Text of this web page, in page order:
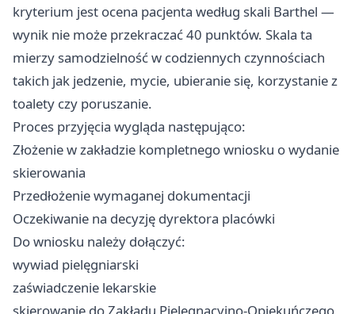
kryterium jest ocena pacjenta według skali Barthel —
wynik nie może przekraczać 40 punktów. Skala ta
mierzy samodzielność w codziennych czynnościach
takich jak jedzenie, mycie, ubieranie się, korzystanie z
toalety czy poruszanie.
Proces przyjęcia wygląda następująco:
Złożenie w zakładzie kompletnego wniosku o wydanie
skierowania
Przedłożenie wymaganej dokumentacji
Oczekiwanie na decyzję dyrektora placówki
Do wniosku należy dołączyć:
wywiad pielęgniarski
zaświadczenie lekarskie